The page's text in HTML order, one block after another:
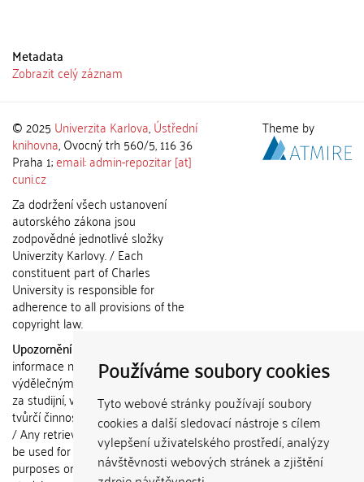
Používáme soubory cookies
Tyto webové stránky používají soubory
cookies a další sledovací nástroje s cílem
vylepšení uživatelského prostředí, analýzy
návštěvnosti webových stránek a zjištění
Metadata
Zobrazit celý záznam
© 2025 Univerzita Karlova,Ústřední
knihovna, Ovocný trh 560/5, 116 36
Praha 1;email: admin-repozitar [at]
cuni.cz
Za dodržení všech ustanovení
autorského zákona jsou
zodpovědné jednotlivé složky
Univerzity Karlovy. / Each
constituent part of Charles
University is responsible for
adherence to all provisions of the
copyright law.
Upozornění / Notice:
informace nemohou být použity k
výdělečným účelům nebo vydávány
za studijní, vědeckou nebo jinou
tvůrčí činnost jiné osoby než autora.
/ Any retrieved information shall not
be used for any commercial
purposes or claimed as results of
Theme by